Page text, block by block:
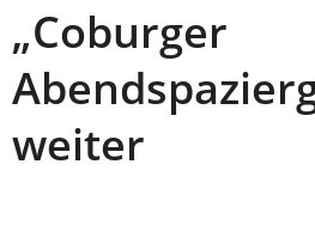
„Coburger
weiter